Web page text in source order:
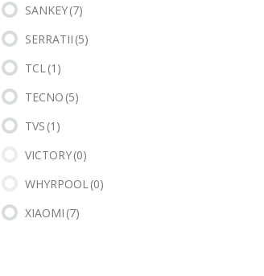
SANKEY(7)
SERRATII (5)
TCL(1)
TECNO (5)
TVS (1)
VICTORY(0)
WHYRPOOL(0)
XIAOMI (7)